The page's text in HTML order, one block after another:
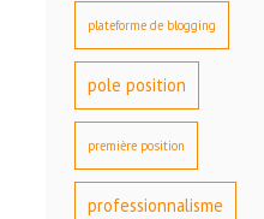
plateforme de blogging
pole position
première position
professionnalisme